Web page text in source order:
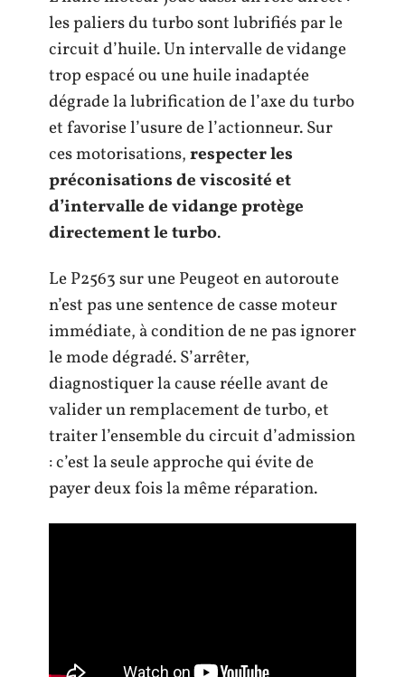
les paliers du turbo sont lubrifiés par le
circuit d’huile. Un intervalle de vidange
trop espacé ou une huile inadaptée
dégrade la lubrification de l’axe du turbo
et favorise l’usure de l’actionneur. Sur
ces motorisations,respecter les
préconisations de viscosité et
d’intervalle de vidange protège
directement le turbo.
Le P2563 sur une Peugeot en autoroute
n’est pas une sentence de casse moteur
immédiate, à condition de ne pas ignorer
le mode dégradé. S’arrêter,
diagnostiquer la cause réelle avant de
valider un remplacement de turbo, et
traiter l’ensemble du circuit d’admission
: c’est la seule approche qui évite de
payer deux fois la même réparation.